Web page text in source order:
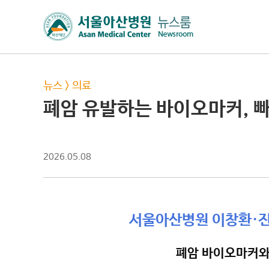
뉴스 > 의료
폐암 유발하는 바이오마커,
2026.05.08
서울아산병원 이창환·
폐암 바이오마커